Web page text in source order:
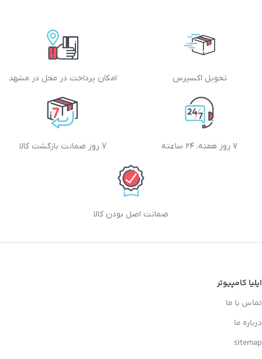
تحویل اکسپرس امکان پرداخت در محل در مشهد
۷ روز هفته، ۲۴ ساعته 7 روز ضمانت بازگشت کالا
ضمانت اصل بودن کالا
ایلیا کامپیوتر
تماس با ما
درباره ما
sitemap